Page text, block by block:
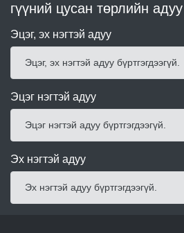
гүүний цусан төрлийн адуу
Эцэг, эх нэгтэй адуу
Эцэг, эх нэгтэй адуу бүртгэгдээгүй.
Эцэг нэгтэй адуу
Эцэг нэгтэй адуу бүртгэгдээгүй.
Эх нэгтэй адуу
Эх нэгтэй адуу бүртгэгдээгүй.